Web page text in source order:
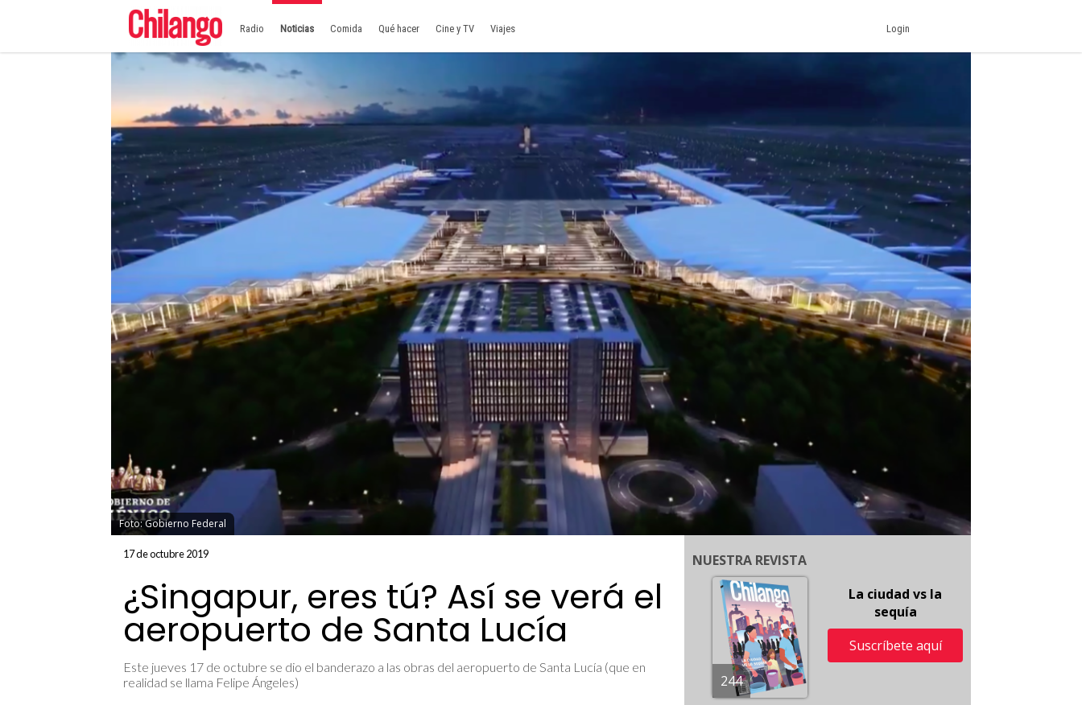
Radio Noticias Comida Qué hacer Cine y TV Viajes Login
Foto: Gobierno Federal
17 de octubre 2019
¿Singapur, eres tú? Así se verá el
aeropuerto de Santa Lucía
Este jueves 17 de octubre se dio el banderazo a las obras del aeropuerto de Santa Lucía (que en
realidad se llama Felipe Ángeles)
NUESTRA REVISTA
244
La ciudad vs la
sequía
Suscríbete aquí